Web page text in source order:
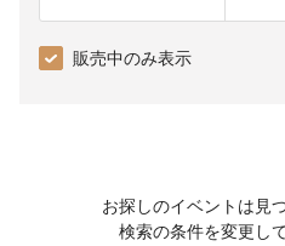
販売中のみ表示
お探しのイベントは見
検索の条件を変更し